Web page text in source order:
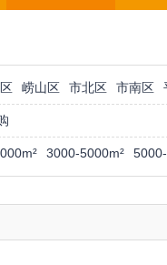
崂山区 市北区 市南区
3000-5000m²